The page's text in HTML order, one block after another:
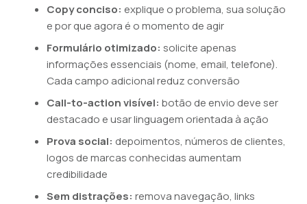
Copy conciso: explique o problema, sua solução
e por que agora é o momento de agir
Formulário otimizado: solicite apenas
informações essenciais (nome, email, telefone).
Cada campo adicional reduz conversão
Call-to-action visível: botão de envio deve ser
destacado e usar linguagem orientada à ação
Prova social: depoimentos, números de clientes,
logos de marcas conhecidas aumentam
credibilidade
Sem distrações: remova navegação, links